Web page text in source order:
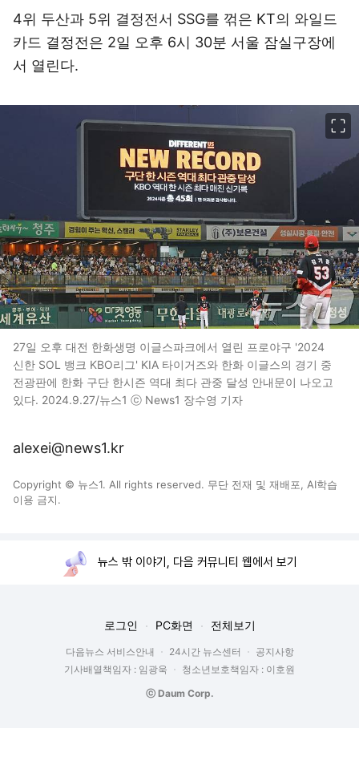
4위 두산과 5위 결정전서 SSG를 꺾은 KT의 와일드
카드 결정전은 2일 오후 6시 30분 서울 잠실구장에
서 열린다.
27일 오후 대전 한화생명 이글스파크에서 열린 프로야구 '2024
신한 SOL 뱅크 KBO리그' KIA 타이거즈와 한화 이글스의 경기 중
전광판에 한화 구단 한시즌 역대 최다 관중 달성 안내문이 나오고
있다. 2024.9.27/뉴스1 ⓒ News1 장수영 기자
alexei@news1.kr
Copyright © 뉴스1. All rights reserved. 무단 전재 및 재배포, AI학습
이용 금지.
뉴스 밖 이야기, 다음 커뮤니티 웹에서 보기
로그인 PC화면 전체보기
다음뉴스 서비스안내 24시간 뉴스센터
공지사항
기사배열책임자 : 임광욱
청소년보호책임자 : 이호원
ⓒ Daum Corp.